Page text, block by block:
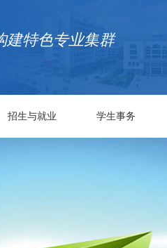
建特色专业集群
招生与就业 学生事务